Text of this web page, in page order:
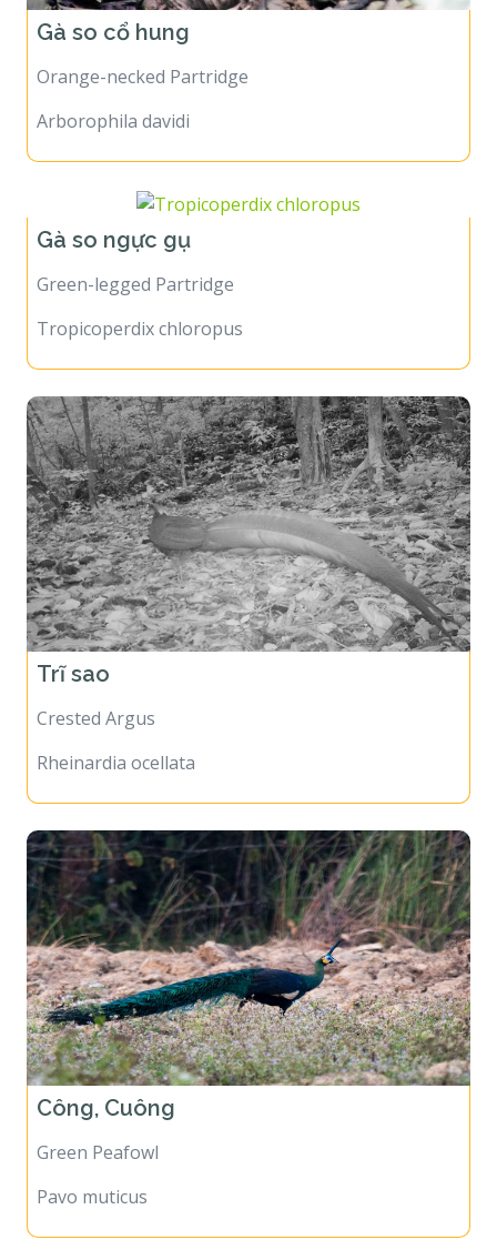
Gà so cổ hung
Orange-necked Partridge
Arborophila davidi
Gà so ngực gụ
Green-legged Partridge
Tropicoperdix chloropus
Trĩ sao
Crested Argus
Rheinardia ocellata
Công, Cuông
Green Peafowl
Pavo muticus